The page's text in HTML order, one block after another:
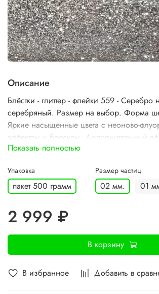
В избранное Добавить в
Упаковка
пакет 500 грамм
Размер частиц
02 мм. 01
Описание
Блёстки - глиттер - флейки 559 - Серебро
серебряный. Размер на выбор. Форма
Яркие насыщенные цвета с неоново-
эффектом и блеском. Дополнительный
ультрафиолетовом цвете.
Показать полностью
2 999 ₽
В корзину